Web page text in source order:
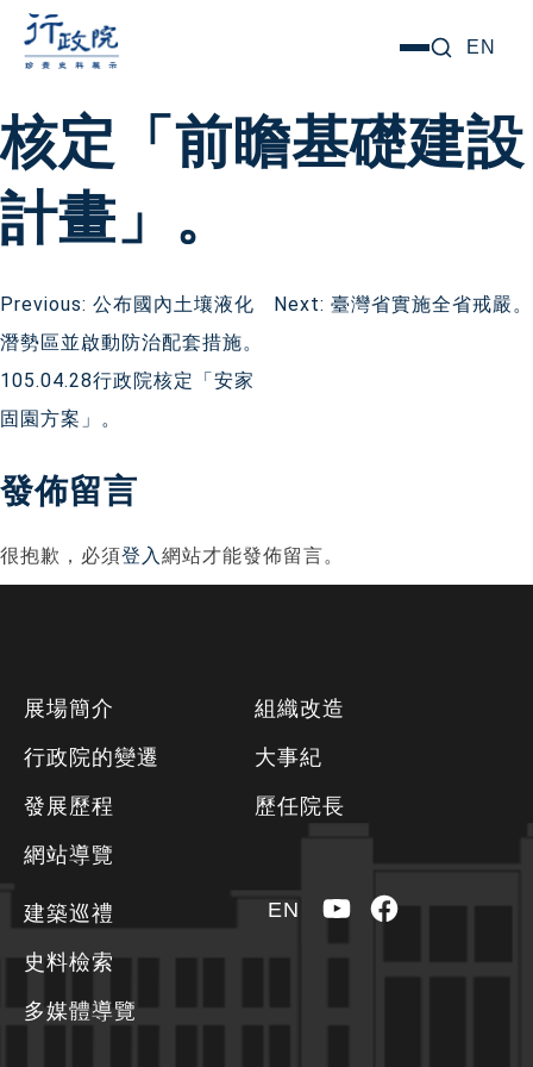
要
內
容
選
EN
核定「前瞻基礎建設
計畫」。
文
章
導
覽
Previous: 公布國內土壤液化
潛勢區並啟動防治配套措施。
105.04.28行政院核定「安家
固園方案」。
Next: 臺灣省實施全省戒嚴。
發佈留言
很抱歉，必須登入網站才能發佈留言。
展場簡介
行政院的變遷
發展歷程
網站導覽
組織改造
大事紀
歷任院長
建築巡禮
史料檢索
多媒體導覽
EN YouTubeFacebook